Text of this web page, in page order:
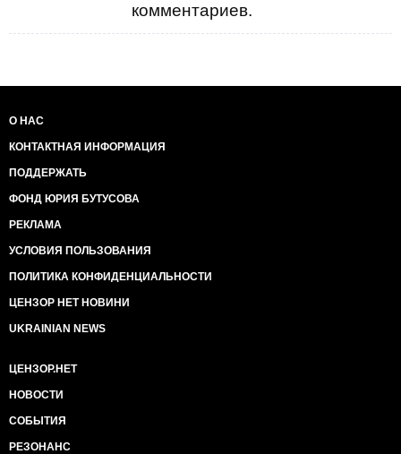
комментариев.
О НАС
КОНТАКТНАЯ ИНФОРМАЦИЯ
ПОДДЕРЖАТЬ
ФОНД ЮРИЯ БУТУСОВА
РЕКЛАМА
УСЛОВИЯ ПОЛЬЗОВАНИЯ
ПОЛИТИКА КОНФИДЕНЦИАЛЬНОСТИ
ЦЕНЗОР НЕТ НОВИНИ
UKRAINIAN NEWS
ЦЕНЗОР.НЕТ
НОВОСТИ
СОБЫТИЯ
РЕЗОНАНС